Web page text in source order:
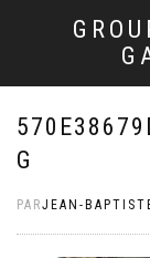
G
PARJEAN-